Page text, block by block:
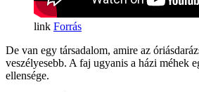
Forrás
De van egy társadalom, amire az
veszélyesebb. A faj ugyanis a házi méhek
ellensége.